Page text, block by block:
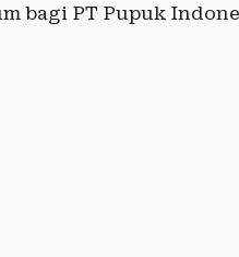
bagi PT Pupuk